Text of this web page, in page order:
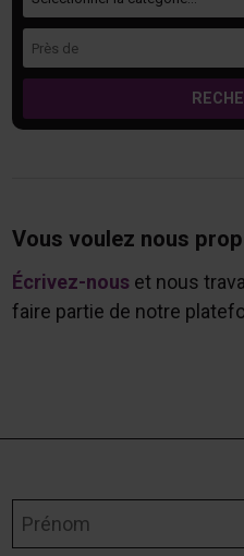
Vous voulez nous
Écrivez-nouset nous
faire partie de notre